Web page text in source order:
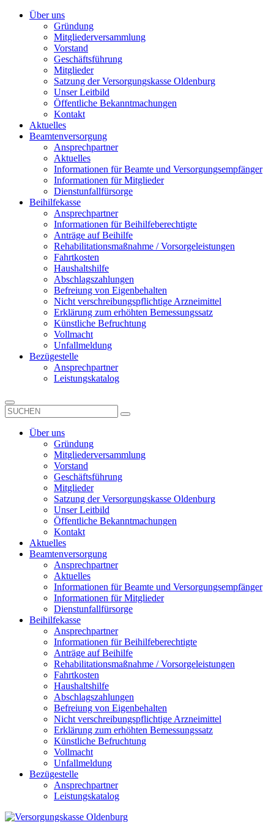
Über uns
Gründung
Mitgliederversammlung
Vorstand
Geschäftsführung
Mitglieder
Satzung der Versorgungskasse Oldenburg
Unser Leitbild
Öffentliche Bekanntmachungen
Kontakt
Aktuelles
Beamtenversorgung
Ansprechpartner
Aktuelles
Informationen für Beamte und Versorgungsempfänger
Informationen für Mitglieder
Dienstunfallfürsorge
Beihilfekasse
Ansprechpartner
Informationen für Beihilfeberechtigte
Anträge auf Beihilfe
Rehabilitationsmaßnahme / Vorsorgeleistungen
Fahrtkosten
Haushaltshilfe
Abschlagszahlungen
Befreiung von Eigenbehalten
Nicht verschreibungspflichtige Arzneimittel
Erklärung zum erhöhten Bemessungssatz
Künstliche Befruchtung
Vollmacht
Unfallmeldung
Bezügestelle
Ansprechpartner
Leistungskatalog
Über uns
Gründung
Mitgliederversammlung
Vorstand
Geschäftsführung
Mitglieder
Satzung der Versorgungskasse Oldenburg
Unser Leitbild
Öffentliche Bekanntmachungen
Kontakt
Aktuelles
Beamtenversorgung
Ansprechpartner
Aktuelles
Informationen für Beamte und Versorgungsempfänger
Informationen für Mitglieder
Dienstunfallfürsorge
Beihilfekasse
Ansprechpartner
Informationen für Beihilfeberechtigte
Anträge auf Beihilfe
Rehabilitationsmaßnahme / Vorsorgeleistungen
Fahrtkosten
Haushaltshilfe
Abschlagszahlungen
Befreiung von Eigenbehalten
Nicht verschreibungspflichtige Arzneimittel
Erklärung zum erhöhten Bemessungssatz
Künstliche Befruchtung
Vollmacht
Unfallmeldung
Bezügestelle
Ansprechpartner
Leistungskatalog